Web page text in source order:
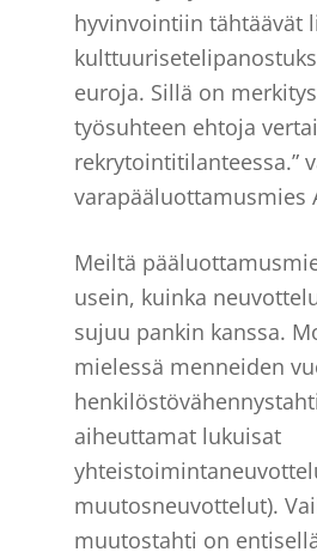
hyvinvointiin tähtäävät
euroja. Sillä on
työsuhteen ehtoja
rekrytointitilanteessa.”
varapääluottamusmies
Meiltä
usein, kuinka
sujuu pankin kanssa.
mielessä menneiden
aiheuttamat lukuisat
muutosneuvottelut).
muutostahti on